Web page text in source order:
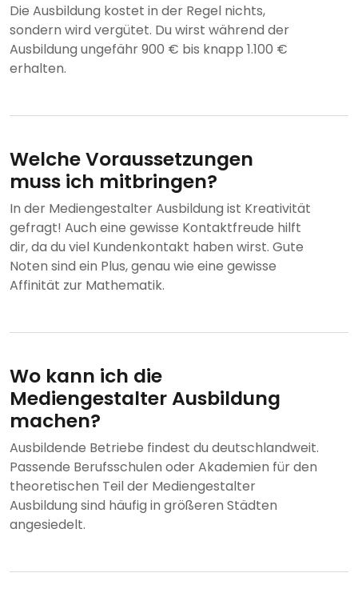
Die Ausbildung kostet in der Regel nichts,
sondern wird vergütet. Du wirst während der
Ausbildung ungefähr 900 € bis knapp 1.100 €
erhalten.
Welche Voraussetzungen
muss ich mitbringen?
In der Mediengestalter Ausbildung ist Kreativität
gefragt! Auch eine gewisse Kontaktfreude hilft
dir, da du viel Kundenkontakt haben wirst. Gute
Noten sind ein Plus, genau wie eine gewisse
Affinität zur Mathematik.
Wo kann ich die
Mediengestalter Ausbildung
machen?
Ausbildende Betriebe findest du deutschlandweit.
Passende Berufsschulen oder Akademien für den
theoretischen Teil der Mediengestalter
Ausbildung sind häufig in größeren Städten
angesiedelt.